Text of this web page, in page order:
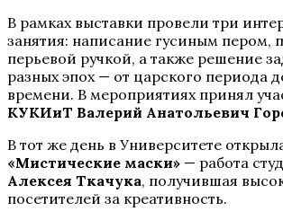
В рамках выставки провели три
занятия: написание гусиным пером,
перьевой ручкой, а также решение
разных эпох — от царского периода
времени. В мероприятиях принял
КУКИиТ Валерий Анатольевич
В тот же день в Университете
«Мистические маски» — работа
Алексея Ткачука, получившая
посетителей за креативность.